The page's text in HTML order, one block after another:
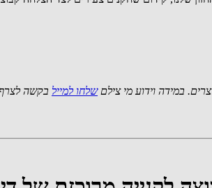
שלחו למייל בקשה